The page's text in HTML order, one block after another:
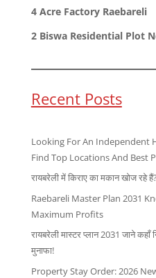
4 Acre Factory Raebareli
2 Biswa Residential Plot
Recent Posts
Looking For An Independent
Find Top Locations And Best
रायबरेली में किराए का मकान खोज
Raebareli Master Plan 2031
Maximum Profits
रायबरेली मास्टर प्लान 2031 जाने
मुनाफा!
Property Stay Order: 2026